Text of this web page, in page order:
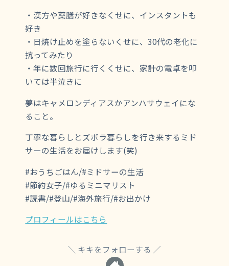
・漢方や薬膳が好きなくせに、インスタントも
好き
・日焼け止めを塗らないくせに、30代の老化に
抗ってみたり
・年に数回旅行に行くくせに、家計の電卓を叩
いては半泣きに
夢はキャメロンディアスかアンハサウェイにな
ること。
丁寧な暮らしとズボラ暮らしを行き来するミド
サーの生活をお届けします(笑)
#おうちごはん/#ミドサーの生活
#節約女子/#ゆるミニマリスト
#読書/#登山/#海外旅行/#お出かけ
プロフィールはこちら
キキをフォローする